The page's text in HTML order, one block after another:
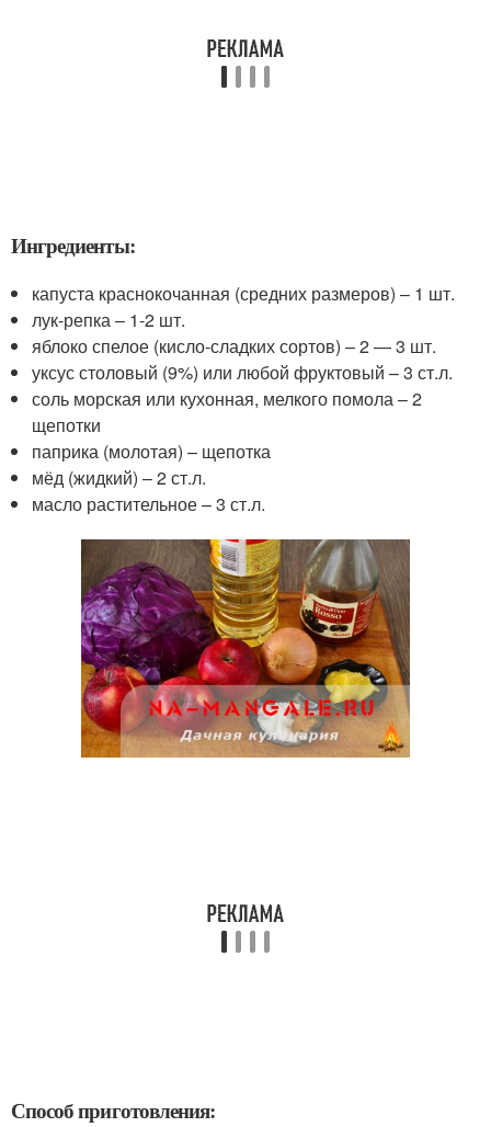
Ингредиенты:
капуста краснокочанная (средних размеров) – 1 шт.
лук-репка – 1-2 шт.
яблоко спелое (кисло-сладких сортов) – 2 — 3 шт.
уксус столовый (9%) или любой фруктовый – 3 ст.л.
соль морская или кухонная, мелкого помола – 2
щепотки
паприка (молотая) – щепотка
мёд (жидкий) – 2 ст.л.
масло растительное – 3 ст.л.
Способ приготовления: